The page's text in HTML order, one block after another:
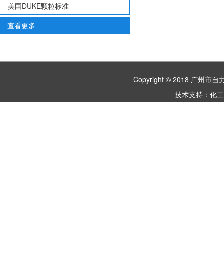
美国DUKE颗粒标准
查看更多
Copyright © 2018 广州市
技术支持： 化